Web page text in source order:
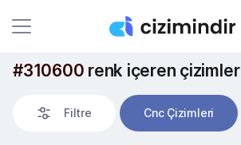
#310600 renk içeren çizimler
Filtre Cnc Çizimleri